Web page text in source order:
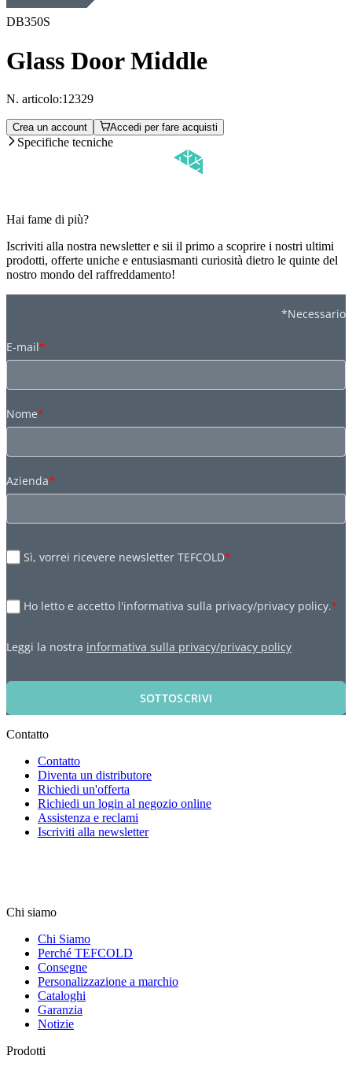
DB350S
Glass Door Middle
N. articolo:12329
Crea un account Accedi per fare acquisti
Specifiche tecniche
Hai fame di più?
Iscriviti alla nostra newsletter e sii il primo a scoprire i nostri ultimi
prodotti, offerte uniche e entusiasmanti curiosità dietro le quinte del
nostro mondo del raffreddamento!
*Necessario
E-mail*
Nome*
Azienda*
Sì, vorrei ricevere newsletter TEFCOLD*
Ho letto e accetto l'informativa sulla privacy/privacy policy.*
Leggi la nostra informativa sulla privacy/privacy policy
SOTTOSCRIVI
Contatto
Contatto
Diventa un distributore
Richiedi un'offerta
Richiedi un login al negozio online
Assistenza e reclami
Iscriviti alla newsletter
Chi siamo
Chi Siamo
Perché TEFCOLD
Consegne
Personalizzazione a marchio
Cataloghi
Garanzia
Notizie
Prodotti